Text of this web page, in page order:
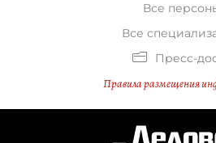
Все
Все
Пресс-
Правила размещения